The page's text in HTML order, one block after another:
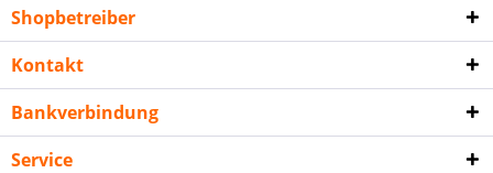
Shopbetreiber
Kontakt
Bankverbindung
Service